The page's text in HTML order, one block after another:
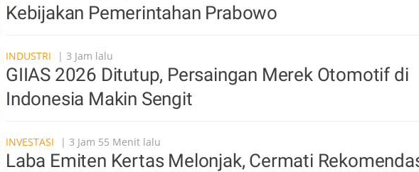
Kebijakan Pemerintahan Prabowo
INDUSTRI | 3 Jam lalu
GIIAS 2026 Ditutup, Persaingan Merek Otomotif di
Indonesia Makin Sengit
INVESTASI | 3 Jam 55 Menit lalu
Laba Emiten Kertas Melonjak, Cermati